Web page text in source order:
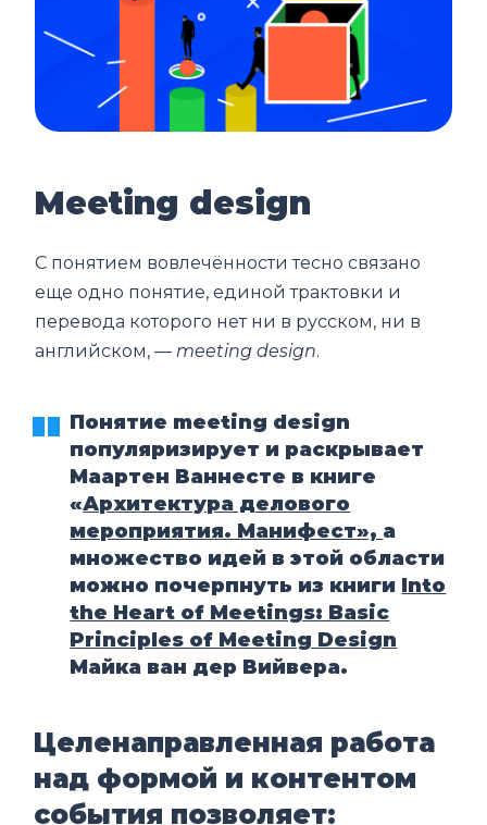
Meeting design
С понятием вовлечённости тесно связано
еще одно понятие, единой трактовки и
перевода которого нет ни в русском, ни в
английском, ― meeting design.
Понятие meeting design
популяризирует и раскрывает
Маартен Ваннесте в книге
«Архитектура делового
мероприятия. Манифест», а
множество идей в этой области
можно почерпнуть из книги Into
the Heart of Meetings: Basic
Principles of Meeting Design
Майка ван дер Вийвера.
Целенаправленная работа
над формой и контентом
события позволяет: